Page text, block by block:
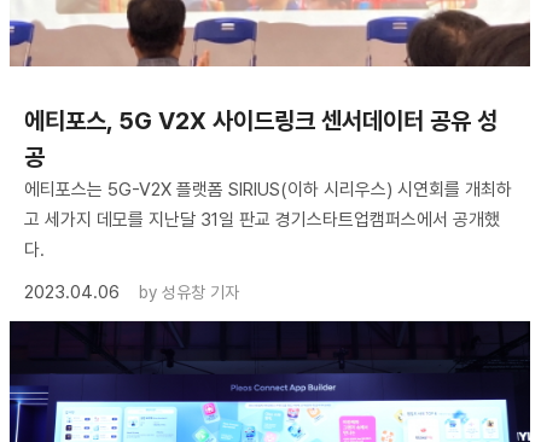
에티포스, 5G V2X 사이드링크 센서데이터 공유 성
공
에티포스는 5G-V2X 플랫폼 SIRIUS(이하 시리우스) 시연회를 개최하
고 세가지 데모를 지난달 31일 판교 경기스타트업캠퍼스에서 공개했
다.
2023.04.06
by 성유창 기자